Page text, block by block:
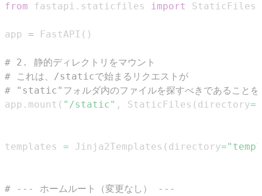
from fastapi . staticfiles import StaticFiles
app = FastAPI ( )
# 2. 静的ディレクトリをマウント
# これは、/staticで始まるリクエストが
# "static"フォルダ内のファイルを探すべきであること
app . mount ( "/static" , StaticFiles ( directory=
templates = Jinja2Templates ( directory=
# --- ホームルート（変更なし） ---